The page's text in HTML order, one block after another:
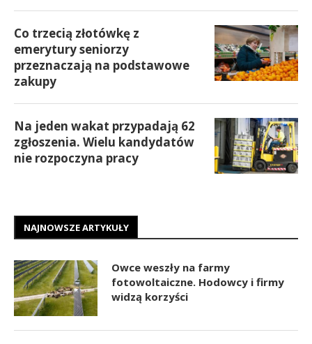
Co trzecią złotówkę z
emerytury seniorzy
przeznaczają na podstawowe
zakupy
Na jeden wakat przypadają 62
zgłoszenia. Wielu kandydatów
nie rozpoczyna pracy
NAJNOWSZE ARTYKUŁY
Owce weszły na farmy
fotowoltaiczne. Hodowcy i firmy
widzą korzyści